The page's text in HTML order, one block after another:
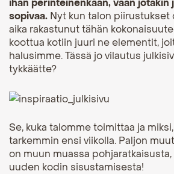
ihan perinteinenkään, vaan jotakin
sopivaa. Nyt kun talon piirustukset
aika rakastunut tähän
koottua kotiin juuri ne elementit,
halusimme. Tässä jo vilautus
tykkäätte?
Se, kuka talomme toimittaa ja
tarkemmin ensi viikolla. Paljon
on muun muassa
uuden kodin sisustamisesta!